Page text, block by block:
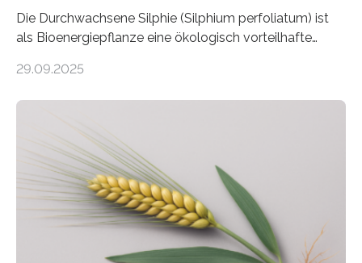
Die Durchwachsene Silphie (Silphium perfoliatum) ist
als Bioenergiepflanze eine ökologisch vorteilhafte
mehrjährigen Vergleichsstudie von Forschenden der
nach nachhaltigen Alternativen zur Energiegewinnung
aus landwirtschaftlichen Kulturen ist ein zentrales
Anliegen im Zuge der europäischen Klimaziele, bis
2050 klimaneutral zu werden. In Deutschland dominiert
bislang der Mais als Energiepflanze, doch sein Anbau
bringt ökologische Herausforderungen mit sich:
Bodenerosion, Nährstoffauswaschung und…
29.09.2025